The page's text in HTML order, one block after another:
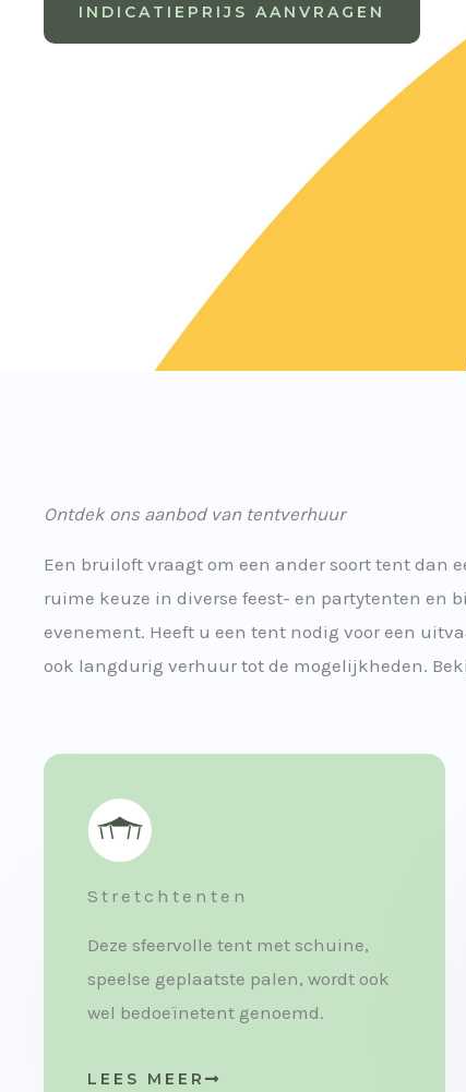
INDICATIEPRIJS AANVRAGEN
Ontdek ons aanbod van tentverhuur
Een bruiloft vraagt om een ander soort tent dan
ruime keuze in diverse feest- en partytenten en
evenement. Heeft u een tent nodig voor een
ook langdurig verhuur tot de mogelijkheden.
Stretchtenten
Deze sfeervolle tent met schuine,
speelse geplaatste palen, wordt ook
wel bedoeïnetent genoemd.
LEES MEER